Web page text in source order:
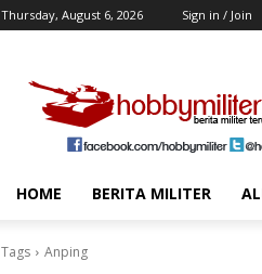
Thursday, August 6, 2026 Sign in / Join
HOME BERITA MILITER
Tags Anping